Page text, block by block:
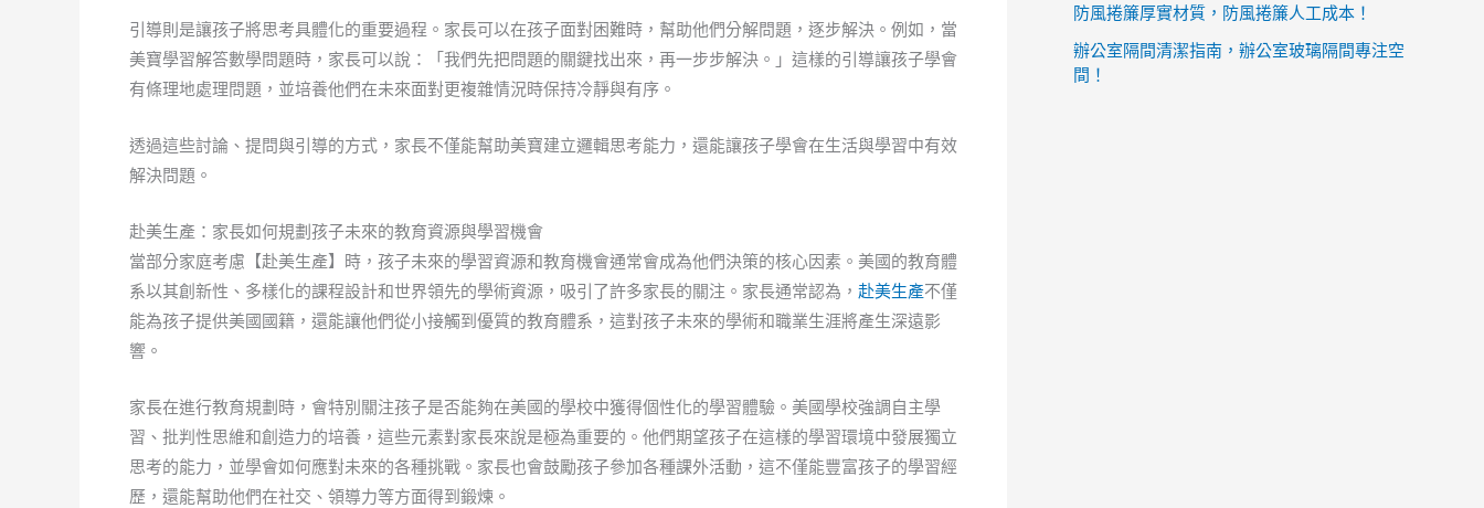
引導則是讓孩子將思考具體化的重要過程。家長可以在孩子面對困難時，幫助他們分解問題，逐步解決。例如，當
美寶學習解答數學問題時，家長可以說：「我們先把問題的關鍵找出來，再一步步解決。」這樣的引導讓孩子學會
有條理地處理問題，並培養他們在未來面對更複雜情況時保持冷靜與有序。
透過這些討論、提問與引導的方式，家長不僅能幫助美寶建立邏輯思考能力，還能讓孩子學會在生活與學習中有效
解決問題。
赴美生產：家長如何規劃孩子未來的教育資源與學習機會
當部分家庭考慮【赴美生產】時，孩子未來的學習資源和教育機會通常會成為他們決策的核心因素。美國的教育體
系以其創新性、多樣化的課程設計和世界領先的學術資源，吸引了許多家長的關注。家長通常認為， 赴美生產不僅
能為孩子提供美國國籍，還能讓他們從小接觸到優質的教育體系，這對孩子未來的學術和職業生涯將產生深遠影
響。
家長在進行教育規劃時，會特別關注孩子是否能夠在美國的學校中獲得個性化的學習體驗。美國學校強調自主學
習、批判性思維和創造力的培養，這些元素對家長來說是極為重要的。他們期望孩子在這樣的學習環境中發展獨立
思考的能力，並學會如何應對未來的各種挑戰。家長也會鼓勵孩子參加各種課外活動，這不僅能豐富孩子的學習經
歷，還能幫助他們在社交、領導力等方面得到鍛煉。
防風捲簾厚實材質，防風捲簾人工成本！
辦公室隔間清潔指南，辦公室玻璃隔間專注空
間！